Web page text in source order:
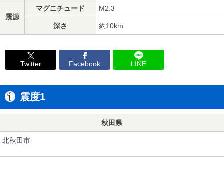
震源
マグニチュード M2.3
深さ 約10km
Twitter Facebook LINE
震度1
秋田県
北秋田市